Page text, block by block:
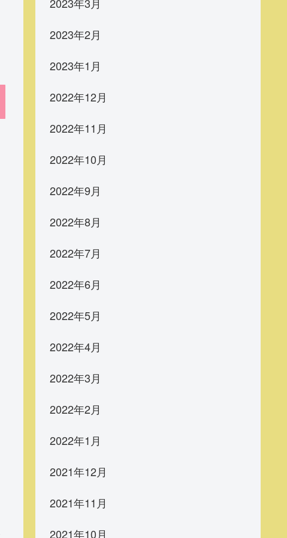
2023年2月
2023年1月
2022年12月
2022年11月
2022年10月
2022年9月
2022年8月
2022年7月
2022年6月
2022年5月
2022年4月
2022年3月
2022年2月
2022年1月
2021年12月
2021年11月
2021年10月